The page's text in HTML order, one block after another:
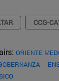
CCG-
ORIENTE